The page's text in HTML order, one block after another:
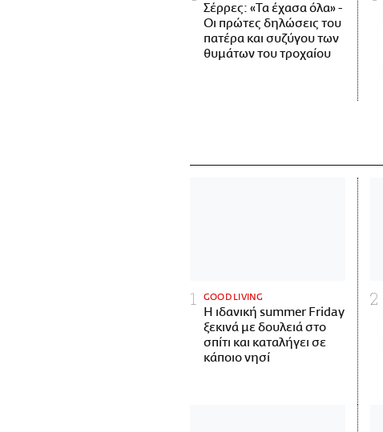
Σέρρες: «Τα έχασα όλα» -
Οι πρώτες δηλώσεις του
πατέρα και συζύγου των
θυμάτων του τροχαίου
GOOD LIVING
Η ιδανική summer Friday
ξεκινά με δουλειά στο
σπίτι και καταλήγει σε
κάποιο νησί